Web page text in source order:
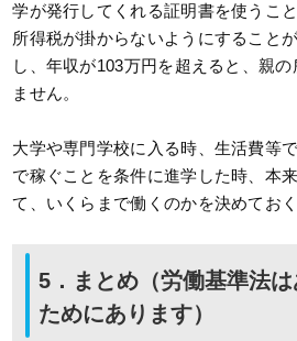
学が発行してくれる証明書を使うこ
所得税が掛からないようにすること
し、年収が103万円を超えると、親
ません。
大学や専門学校に入る時、生活費等
で稼ぐことを条件に進学した時、本
て、いくらまで働くのかを決めてお
5．まとめ（労働基準法
ためにあります）